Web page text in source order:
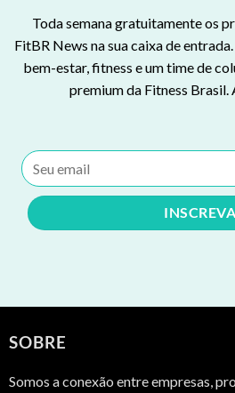
Toda semana gratuitamente os
FitBR News na sua caixa de
bem-estar, fitness e um time de
premium da Fitness Brasil.
SOBRE
Somos a conexão entre empresas,